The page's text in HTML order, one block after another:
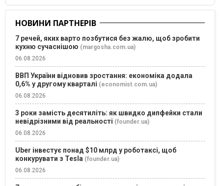
НОВИНИ ПАРТНЕРІВ
7 речей, яких варто позбутися без жалю, щоб зробити
кухню сучаснішою (margosha.com.ua)
06.08.2026
ВВП України відновив зростання: економіка додала
0,6% у другому кварталі (economist.com.ua)
06.08.2026
3 роки замість десятиліть: як швидко дипфейки стали
невідрізними від реальності (founder.ua)
06.08.2026
Uber інвестує понад $10 млрд у роботаксі, щоб
конкурувати з Tesla (founder.ua)
06.08.2026